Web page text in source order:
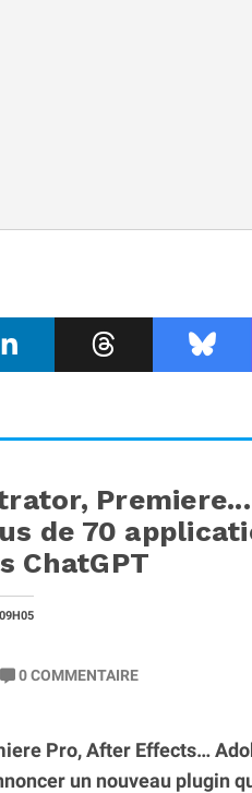
de 70
ChatGPT
0COMMENTAIRE
Pro, After Effects…
un nouveau plugin